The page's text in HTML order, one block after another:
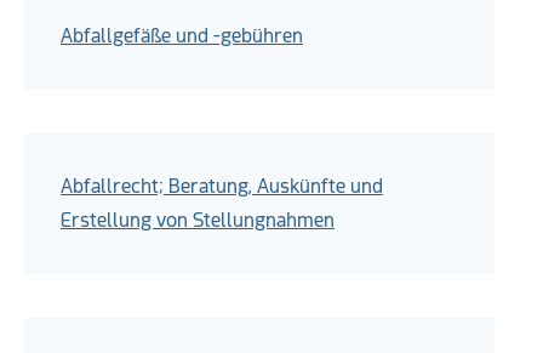
Abfallgefäße und -gebühren
Abfallrecht; Beratung, Auskünfte und
Erstellung von Stellungnahmen